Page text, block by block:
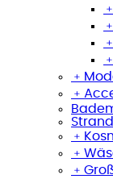
﹢
﹢
﹢
﹢
﹢
﹢
﹢
﹢
﹢